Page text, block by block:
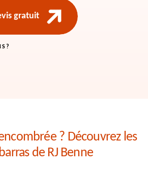
gratuit
? Découvrez les
de RJ Benne